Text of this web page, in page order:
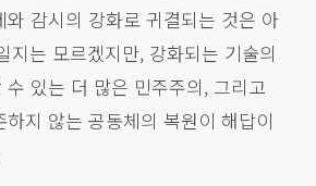
와 감시의 강화로 귀결되는 것은 아
지는 모르겠지만, 강화되는 기술의
있는 더 많은 민주주의, 그리고
지 않는 공동체의 복원이 해답이